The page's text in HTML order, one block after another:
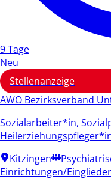
9 Tage
Neu
Stellenanzeige
AWO Bezirksverband
Sozialarbeiter*in,
Kitzingen
Einrichtungen/